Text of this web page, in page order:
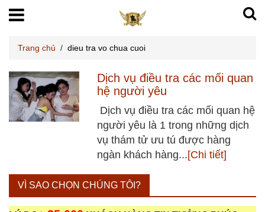
Trang chủ / dieu tra vo chua cuoi
Dịch vụ điều tra các mối quan
hệ người yêu
Dịch vụ điều tra các mối quan hệ
người yêu là 1 trong những dịch
vụ thám tử ưu tú được hàng
ngàn khách hàng...[Chi tiết]
VÌ SAO CHỌN CHÚNG TÔI?